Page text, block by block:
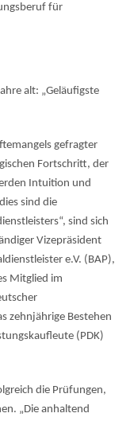
für
alt: „Geläufigste
gefragter
Fortschritt, der
Intuition und
sind die
sind sich
Vizepräsident
e.V. (BAP),
Mitglied im
zehnjährige Bestehen
(PDK)
die Prüfungen,
„Die anhaltend